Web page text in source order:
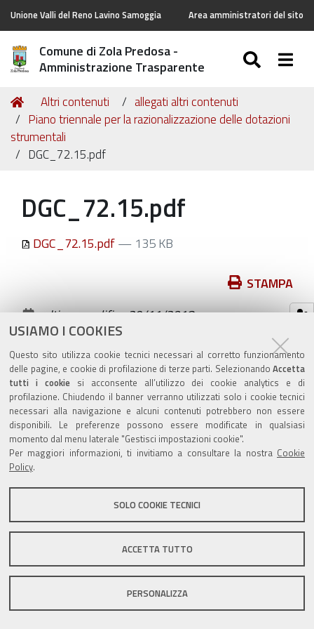
USIAMO I COOKIES
Questo sito utilizza cookie tecnici necessari al corretto funzionamento
delle pagine, e cookie di profilazione di terze parti. Selezionando Accetta
tutti i cookiesi acconsente all’utilizzo dei cookie analytics e di
profilazione. Chiudendo il banner verranno utilizzati solo i cookie tecnici
necessari alla navigazione e alcuni contenuti potrebbero non essere
disponibili. Le preferenze possono essere modificate in qualsiasi
momento dal menu laterale "Gestisci impostazioni cookie".
Per maggiori informazioni, ti invitiamo a consultare la nostra Cookie
Policy.
SOLO COOKIE TECNICI
ACCETTA TUTTO
PERSONALIZZA
Unione Valli del Reno Lavino Samoggia Area amministratori del sito
Comune di Zola Predosa -
Amministrazione Trasparente
Tu
sei
qui:
Home
Altri contenuti
allegati altri contenuti
Piano triennale per la razionalizzazione delle dotazioni
strumentali
DGC_72.15.pdf
DGC_72.15.pdf
DGC_72.15.pdf— 135 KB
STAMPA
ultima modifica29/11/2018
Valuta questo sito
Sito istituzionale Comune di Zola Predosa
Privacy policy|DPO|Accessibilità